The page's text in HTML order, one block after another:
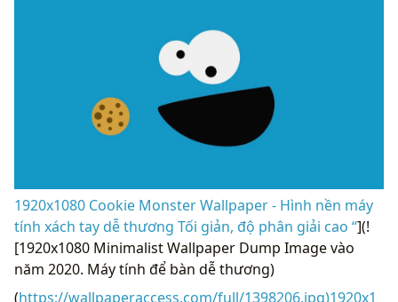
1920x1080 Cookie Monster Wallpaper - Hình nền máy
tính xách tay dễ thương Tối giản, độ phân giải cao “](!
[1920x1080 Minimalist Wallpaper Dump Image vào
năm 2020. Máy tính để bàn dễ thương)
(https://wallpaperaccess.com/full/1398206.jpg)1920x1